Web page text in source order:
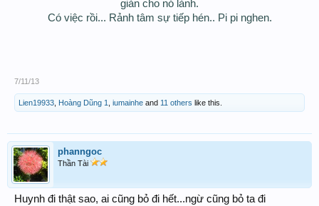
giản cho nó lành.
Có việc rồi... Rảnh tâm sự tiếp hén.. Pi pi nghen.
7/11/13
Lien19933 Hoàng Dũng 1 iumainhe and 11 others like this.
phanngoc
Thần Tài
Huynh đi thật sao, ai cũng bỏ đi hết...ngừ cũng bỏ ta đi